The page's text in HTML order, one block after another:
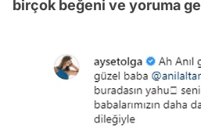
birçok beğeni ve yoruma